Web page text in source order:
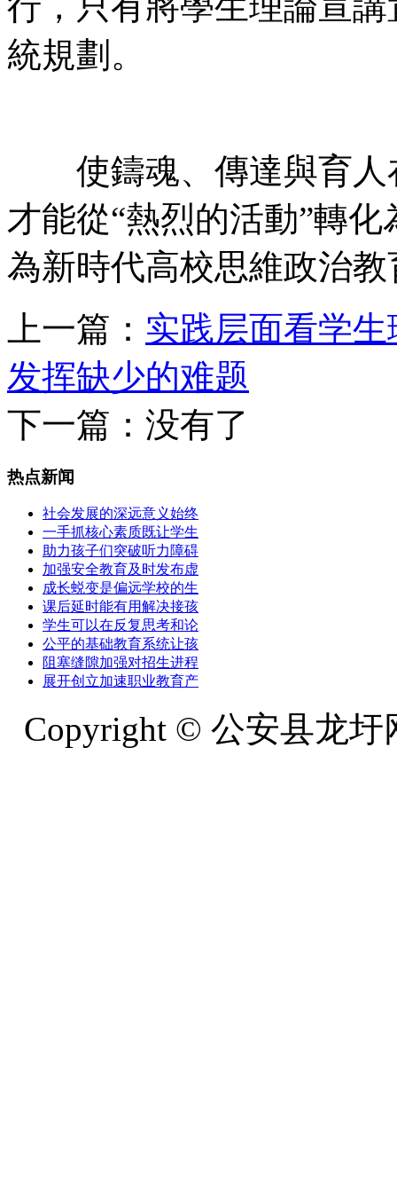
統規劃。
使鑄魂、傳達與育
才能從“熱烈的活動”轉化為
為新時代高校思維政治教
上一篇： 实践层面看学
发挥缺少的难题
下一篇：没有了
热点新闻
社会发展的深远意义始终
一手抓核心素质既让学生
助力孩子们突破听力障碍
加强安全教育及时发布虚
成长蜕变是偏远学校的生
课后延时能有用解决接孩
学生可以在反复思考和论
公平的基础教育系统让孩
阻塞缝隙加强对招生进程
展开创立加速职业教育产
Copyright © 公安县龙圩